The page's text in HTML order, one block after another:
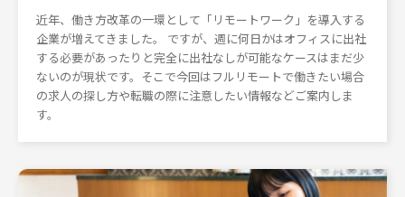
近年、働き方改革の一環として「リモートワーク」を導入する
企業が増えてきました。 ですが、週に何日かはオフィスに出社
する必要があったりと完全に出社なしが可能なケースはまだ少
ないのが現状です。そこで今回はフルリモートで働きたい場合
の求人の探し方や転職の際に注意したい情報などご案内しま
す。